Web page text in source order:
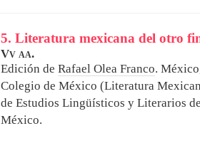
5. Literatura mexicana del otro
Vv aa.
Edición deRafael Olea Franco.
Colegio de México (Literatura
de Estudios Lingüísticos y Literarios
México.